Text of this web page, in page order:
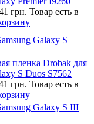
грн. Товар есть в
Galaxy S
пленка Drobak для
S Duos S7562
грн. Товар есть в
Galaxy S III